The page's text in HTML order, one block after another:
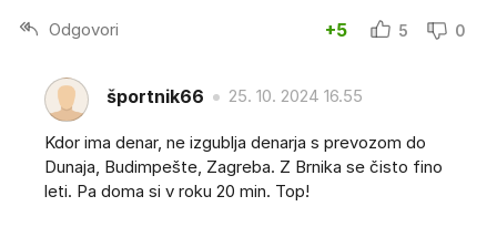
Odgovori +5 5 0
športnik66 25. 10. 2024 16.55
Kdor ima denar, ne izgublja denarja s prevozom do
Dunaja, Budimpešte, Zagreba. Z Brnika se čisto fino
leti. Pa doma si v roku 20 min. Top!